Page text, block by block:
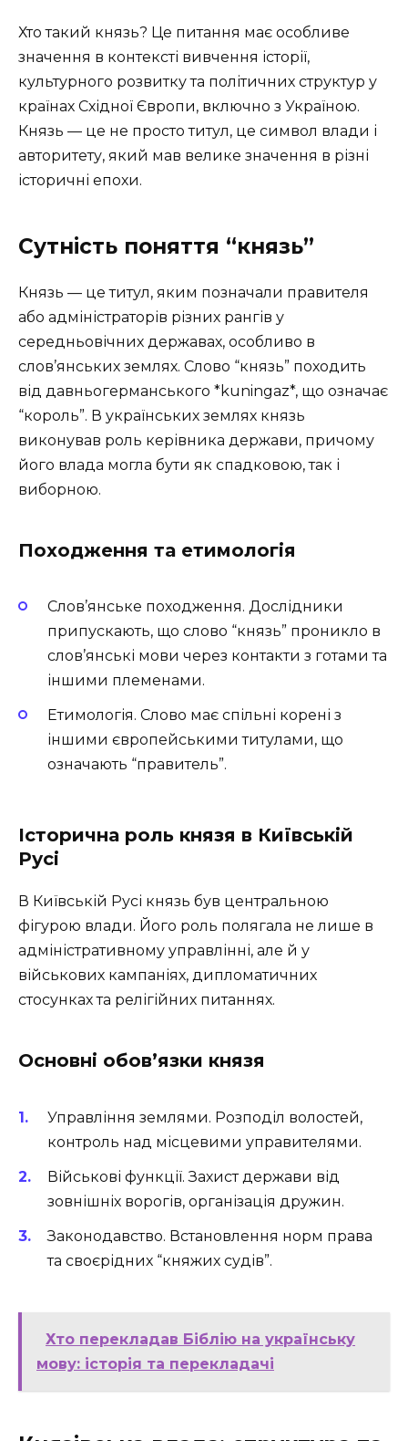
Хто такий князь? Це питання має особливе
значення в контексті вивчення історії,
культурного розвитку та політичних структур у
країнах Східної Європи, включно з Україною.
Князь — це не просто титул, це символ влади і
авторитету, який мав велике значення в різні
історичні епохи.
Сутність поняття “князь”
Князь — це титул, яким позначали правителя
або адміністраторів різних рангів у
середньовічних державах, особливо в
слов’янських землях. Слово “князь” походить
від давньогерманського *kuningaz*, що означає
“король”. В українських землях князь
виконував роль керівника держави, причому
його влада могла бути як спадковою, так і
виборною.
Походження та етимологія
Слов’янське походження. Дослідники
припускають, що слово “князь” проникло в
слов’янські мови через контакти з готами та
іншими племенами.
Етимологія. Слово має спільні корені з
іншими європейськими титулами, що
означають “правитель”.
Історична роль князя в Київській
Русі
В Київській Русі князь був центральною
фігурою влади. Його роль полягала не лише в
адміністративному управлінні, але й у
військових кампаніях, дипломатичних
стосунках та релігійних питаннях.
Основні обов’язки князя
Управління землями. Розподіл волостей,
контроль над місцевими управителями.
Військові функції. Захист держави від
зовнішніх ворогів, організація дружин.
Законодавство. Встановлення норм права
та своєрідних “княжих судів”.
Хто перекладав Біблію на українську
мову: історія та перекладачі